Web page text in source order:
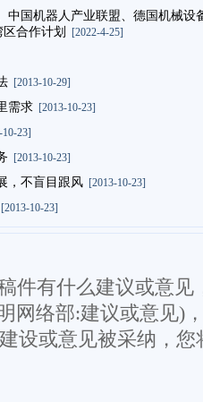
中国机器人产业联盟、德国机械
合作计划
[2022-4-25]
[2013-10-29]
需求[2013-10-23]
10-23]
[2013-10-23]
，不盲目跟风[2013-10-23]
10-23]
件有什么建议或意见
网络部:建议或意见)
设或意见被采纳，